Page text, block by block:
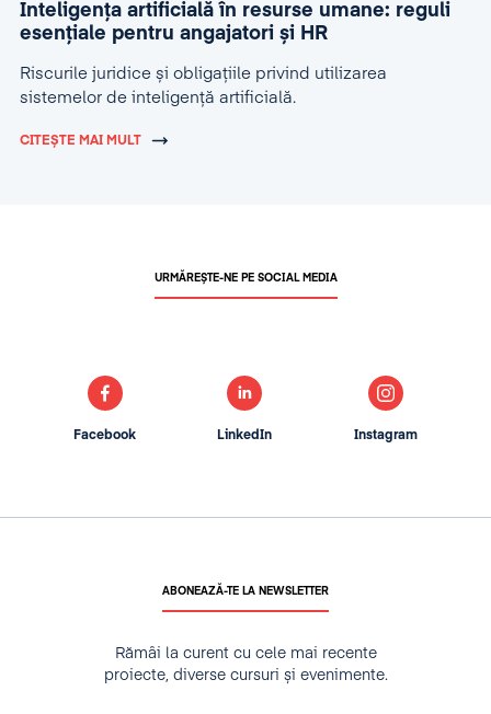
Inteligența artificială în resurse umane: reguli
esențiale pentru angajatori și HR
Riscurile juridice și obligațiile privind utilizarea
sistemelor de inteligență artificială.
CITEȘTE MAI MULT
ABONEAZĂ-TE LA NEWSLETTER
Rămâi la curent cu cele mai recente
proiecte, diverse cursuri și evenimente.
URMĂREȘTE-NE PE SOCIAL MEDIA
Facebook LinkedIn Instagram